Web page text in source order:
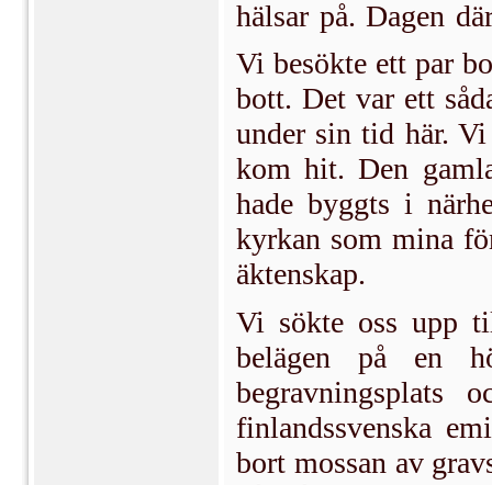
hälsar på. Dagen
Vi besökte ett par
bott. Det var ett
under sin tid här.
kom hit. Den
hade byggts i
kyrkan som mina
äktenskap.
Vi sökte oss upp
belägen på en
finlandssvenska
bort mossan av